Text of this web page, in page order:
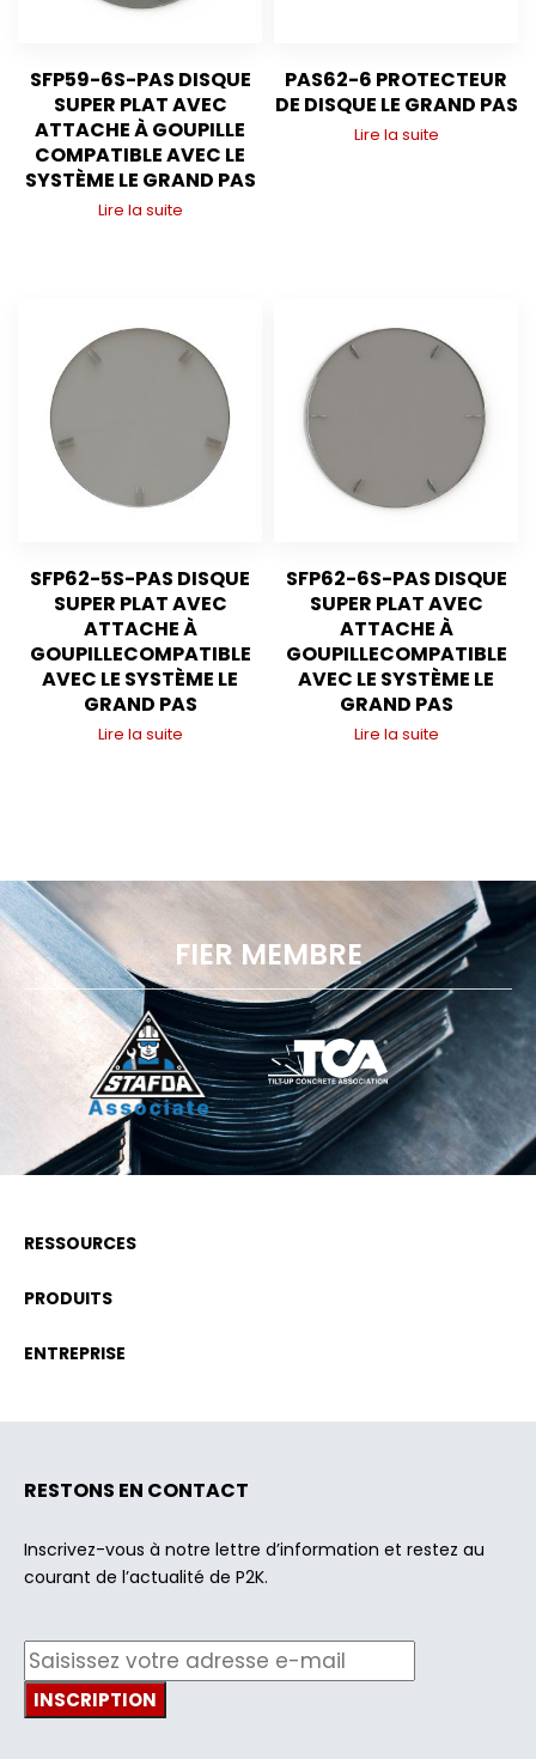
SFP59-6S-PAS DISQUE
SUPER PLAT AVEC
ATTACHE À GOUPILLE
COMPATIBLE AVEC LE
SYSTÈME LE GRAND PAS
Lire la suite
PAS62-6 PROTECTEUR
DE DISQUE LE GRAND PAS
Lire la suite
SFP62-5S-PAS DISQUE
SUPER PLAT AVEC
ATTACHE À
GOUPILLECOMPATIBLE
AVEC LE SYSTÈME LE
GRAND PAS
Lire la suite
SFP62-6S-PAS DISQUE
SUPER PLAT AVEC
ATTACHE À
GOUPILLECOMPATIBLE
AVEC LE SYSTÈME LE
GRAND PAS
Lire la suite
FIER MEMBRE
RESSOURCES
PRODUITS
ENTREPRISE
RESTONS EN CONTACT
Inscrivez-vous à notre lettre d’information et restez au
courant de l’actualité de P2K.